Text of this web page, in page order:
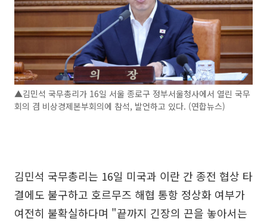
▲김민석 국무총리가 16일 서울 종로구 정부서울청사에서 열린 국무
회의 겸 비상경제본부회의에 참석, 발언하고 있다. (연합뉴스)
김민석 국무총리는 16일 미국과 이란 간 종전 협상 타
결에도 불구하고 호르무즈 해협 통항 정상화 여부가
여전히 불확실하다며 "끝까지 긴장의 끈을 놓아서는